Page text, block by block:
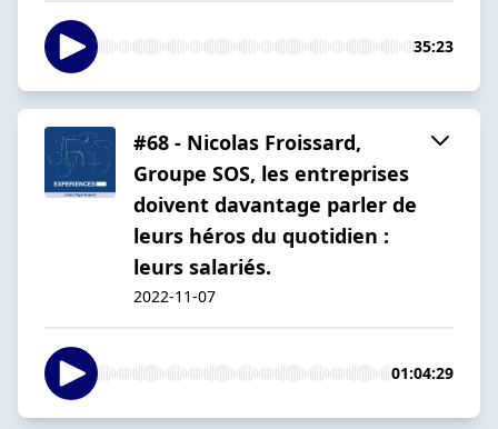
35:23
#68 - Nicolas Froissard,
Groupe SOS, les entreprises
doivent davantage parler de
leurs héros du quotidien :
leurs salariés.
2022-11-07
01:04:29